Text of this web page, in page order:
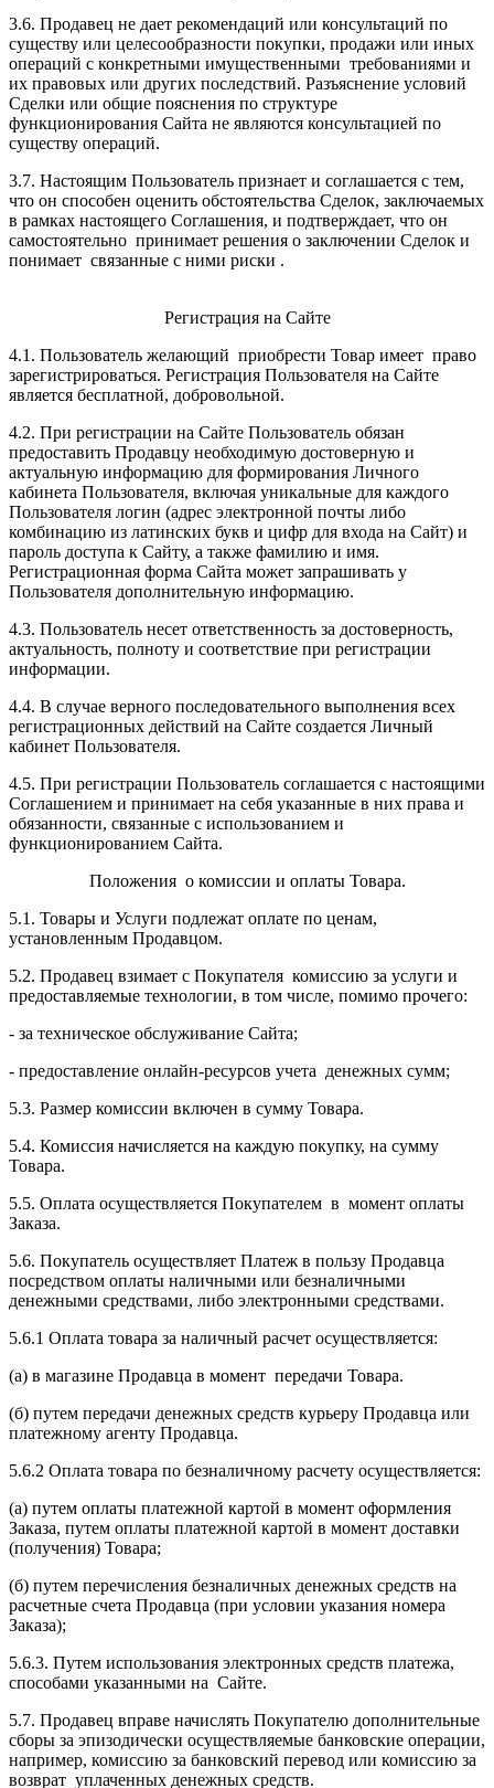
3.6. Продавец не дает рекомендаций или консультаций по
существу или целесообразности покупки, продажи или иных
операций с конкретными имущественными требованиями и
их правовых или других последствий. Разъяснение условий
Сделки или общие пояснения по структуре
функционирования Сайта не являются консультацией по
существу операций.
3.7. Настоящим Пользователь признает и соглашается с тем,
что он способен оценить обстоятельства Сделок, заключаемых
в рамках настоящего Соглашения, и подтверждает, что он
самостоятельно принимает решения о заключении Сделок и
понимает связанные с ними риски .
Регистрация на Сайте
4.1. Пользователь желающий приобрести Товар имеет право
зарегистрироваться. Регистрация Пользователя на Сайте
является бесплатной, добровольной.
4.2. При регистрации на Сайте Пользователь обязан
предоставить Продавцу необходимую достоверную и
актуальную информацию для формирования Личного
кабинета Пользователя, включая уникальные для каждого
Пользователя логин (адрес электронной почты либо
комбинацию из латинских букв и цифр для входа на Сайт) и
пароль доступа к Сайту, а также фамилию и имя.
Регистрационная форма Сайта может запрашивать у
Пользователя дополнительную информацию.
4.3. Пользователь несет ответственность за достоверность,
актуальность, полноту и соответствие при регистрации
информации.
4.4. В случае верного последовательного выполнения всех
регистрационных действий на Сайте создается Личный
кабинет Пользователя.
4.5. При регистрации Пользователь соглашается с настоящими
Соглашением и принимает на себя указанные в них права и
обязанности, связанные с использованием и
функционированием Сайта.
Положения о комиссии и оплаты Товара.
5.1. Товары и Услуги подлежат оплате по ценам,
установленным Продавцом.
5.2. Продавец взимает с Покупателя комиссию за услуги и
предоставляемые технологии, в том числе, помимо прочего:
- за техническое обслуживание Сайта;
- предоставление онлайн-ресурсов учета денежных сумм;
5.3. Размер комиссии включен в сумму Товара.
5.4. Комиссия начисляется на каждую покупку, на сумму
Товара.
5.5. Оплата осуществляется Покупателем в момент оплаты
Заказа.
5.6. Покупатель осуществляет Платеж в пользу Продавца
посредством оплаты наличными или безналичными
денежными средствами, либо электронными средствами.
5.6.1 Оплата товара за наличный расчет осуществляется:
(а) в магазине Продавца в момент передачи Товара.
(б) путем передачи денежных средств курьеру Продавца или
платежному агенту Продавца.
5.6.2 Оплата товара по безналичному расчету осуществляется:
(а) путем оплаты платежной картой в момент оформления
Заказа, путем оплаты платежной картой в момент доставки
(получения) Товара;
(б) путем перечисления безналичных денежных средств на
расчетные счета Продавца (при условии указания номера
Заказа);
5.6.3. Путем использования электронных средств платежа,
способами указанными на Сайте.
5.7. Продавец вправе начислять Покупателю дополнительные
сборы за эпизодически осуществляемые банковские операции,
например, комиссию за банковский перевод или комиссию за
возврат уплаченных денежных средств.